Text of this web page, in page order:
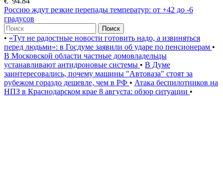
Россию ждут резкие перепады температур: от +42 до -6
градусов
Поиск
• «Тут не радостные новости готовить надо, а извиняться
перед людьми»: в Госдуме заявили об ударе по пенсионерам •
В Московской области частные домовладельцы
устанавливают антидроновые системы • В Думе
заинтересовались, почему машины "Автоваза" стоят за
рубежом гораздо дешевле, чем в РФ • Атака беспилотников на
НПЗ в Краснодарском крае 8 августа: обзор ситуации •